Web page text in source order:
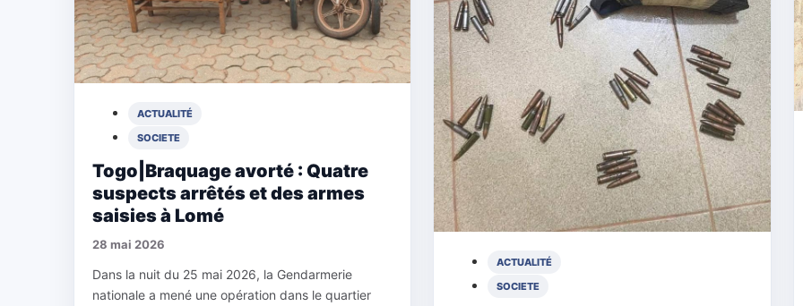
ACTUALITÉ
SOCIETE
Togo|Braquage avorté : Quatre
suspects arrêtés et des armes
saisies à Lomé
28 mai 2026
Dans la nuit du 25 mai 2026, la Gendarmerie
nationale a mené une opération dans le quartier
ACTUALITÉ
SOCIETE